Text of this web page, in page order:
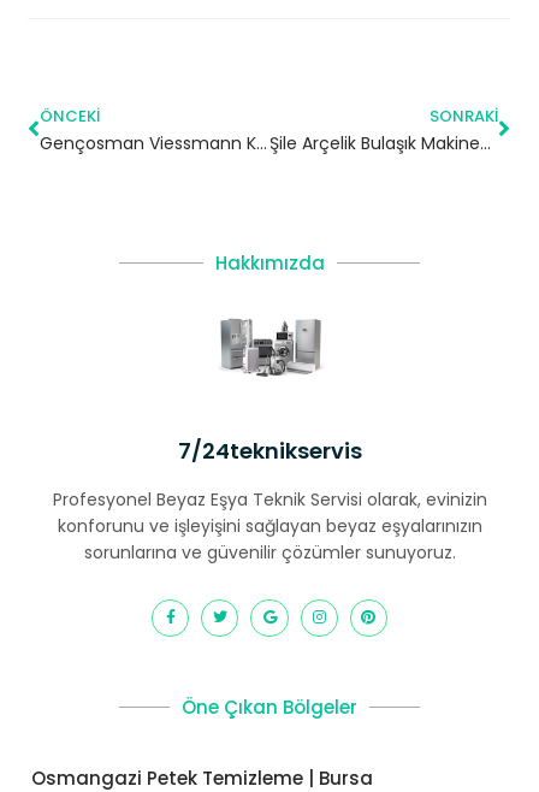
ÖNCEKI
Gençosman Viessmann Kombi Servisi – Güngören Yetkili Servis
SONRAKI
Şile Arçelik Bulaşık Makinesi Servisi
Hakkımızda
7/24teknikservis
Profesyonel Beyaz Eşya Teknik Servisi olarak, evinizin
konforunu ve işleyişini sağlayan beyaz eşyalarınızın
sorunlarına ve güvenilir çözümler sunuyoruz.
Öne Çıkan Bölgeler
Osmangazi Petek Temizleme | Bursa